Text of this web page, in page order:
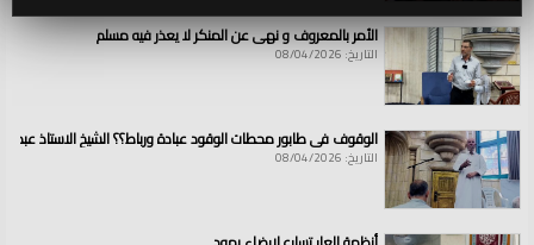
الأمر بالمعروف و نهي عن المنكر لا يعذر فيه مسلم
التاريخ: 08/04/2026
الوقوف في طابور محطات الوقود عبادة ورباط؟؟ الشيخ الاستاذ عبد
التاريخ: 08/04/2026